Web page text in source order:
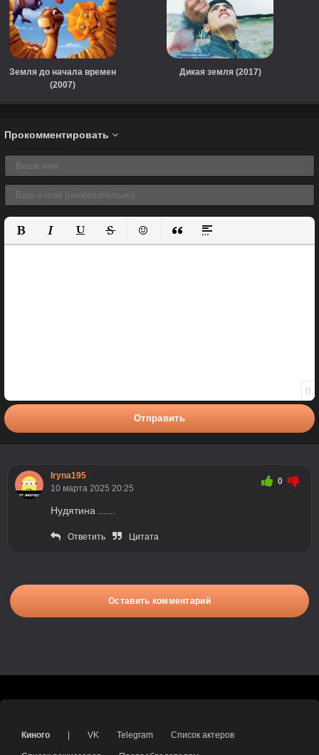
Земля до начала времен
(2007)
Дикая земля (2017)
Прокомментировать
Полужирный
КурсивПодчеркнутый
ЗачеркнутыйВставить смайлик
Вставка цитаты
Вставка спойлера
0
Отправить
Iryna195
10 марта 2025 20:25
0
Нудятина ......
Ответить Цитата
Оставить комментарий
Киного VK Telegram Список актеров